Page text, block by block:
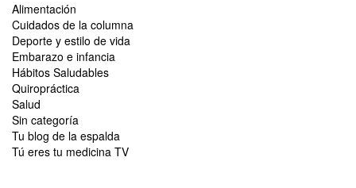
Alimentación
Cuidados de la columna
Deporte y estilo de vida
Embarazo e infancia
Hábitos Saludables
Quiropráctica
Salud
Sin categoría
Tu blog de la espalda
Tú eres tu medicina TV